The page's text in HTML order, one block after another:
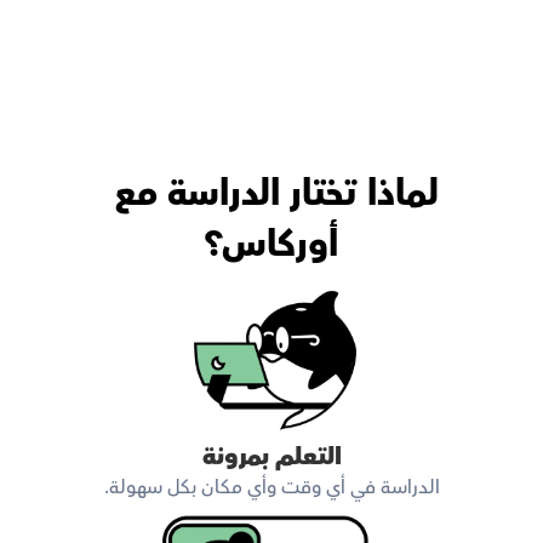
أوركاس؟
التعلم بمرونة
الدراسة في أي وقت وأي مكان بكل سهولة.